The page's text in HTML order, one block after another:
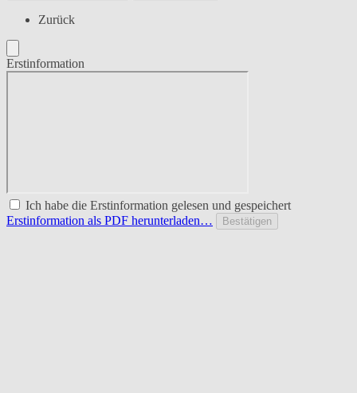
Zurück
Erstinformation
Ich habe die Erstinformation gelesen und gespeichert
Erstinformation als PDF herunterladen…
Bestätigen